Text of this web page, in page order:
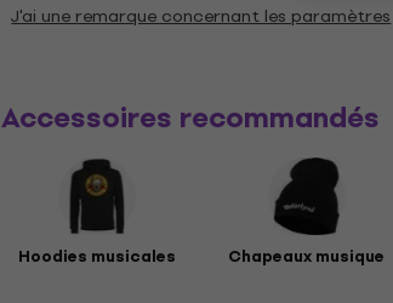
J'ai une remarque concernant les paramètres
Accessoires recommandés
Hoodies musicales Chapeaux musique